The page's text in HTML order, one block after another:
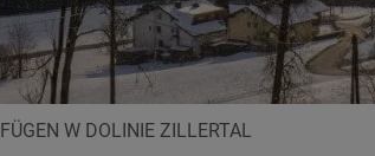
FÜGEN W DOLINIE ZILLERTAL